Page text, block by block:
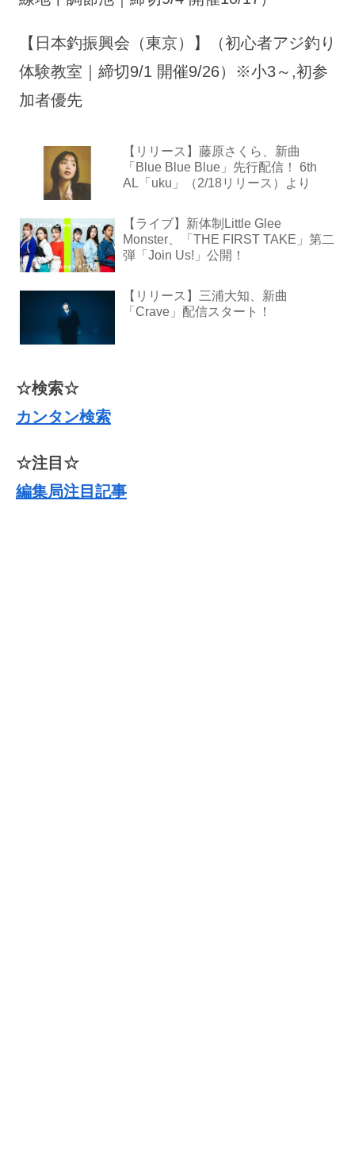
【日本釣振興会（東京）】（初心者アジ釣り
体験教室｜締切9/1 開催9/26）※小3～,初参
加者優先
【リリース】藤原さくら、新曲
「Blue Blue Blue」先行配信！ 6th
AL「uku」（2/18リリース）より
【ライブ】新体制Little Glee
Monster、「THE FIRST TAKE」第二
弾「Join Us!」公開！
【リリース】三浦大知、新曲
「Crave」配信スタート！
☆検索☆
カンタン検索
☆注目☆
編集局注目記事